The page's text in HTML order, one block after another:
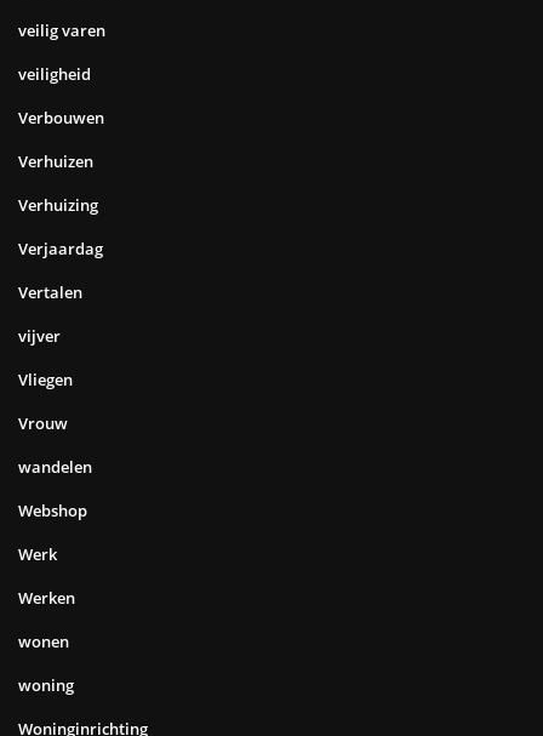
veilig varen
veiligheid
Verbouwen
Verhuizen
Verhuizing
Verjaardag
Vertalen
vijver
Vliegen
Vrouw
wandelen
Webshop
Werk
Werken
wonen
woning
Woninginrichting